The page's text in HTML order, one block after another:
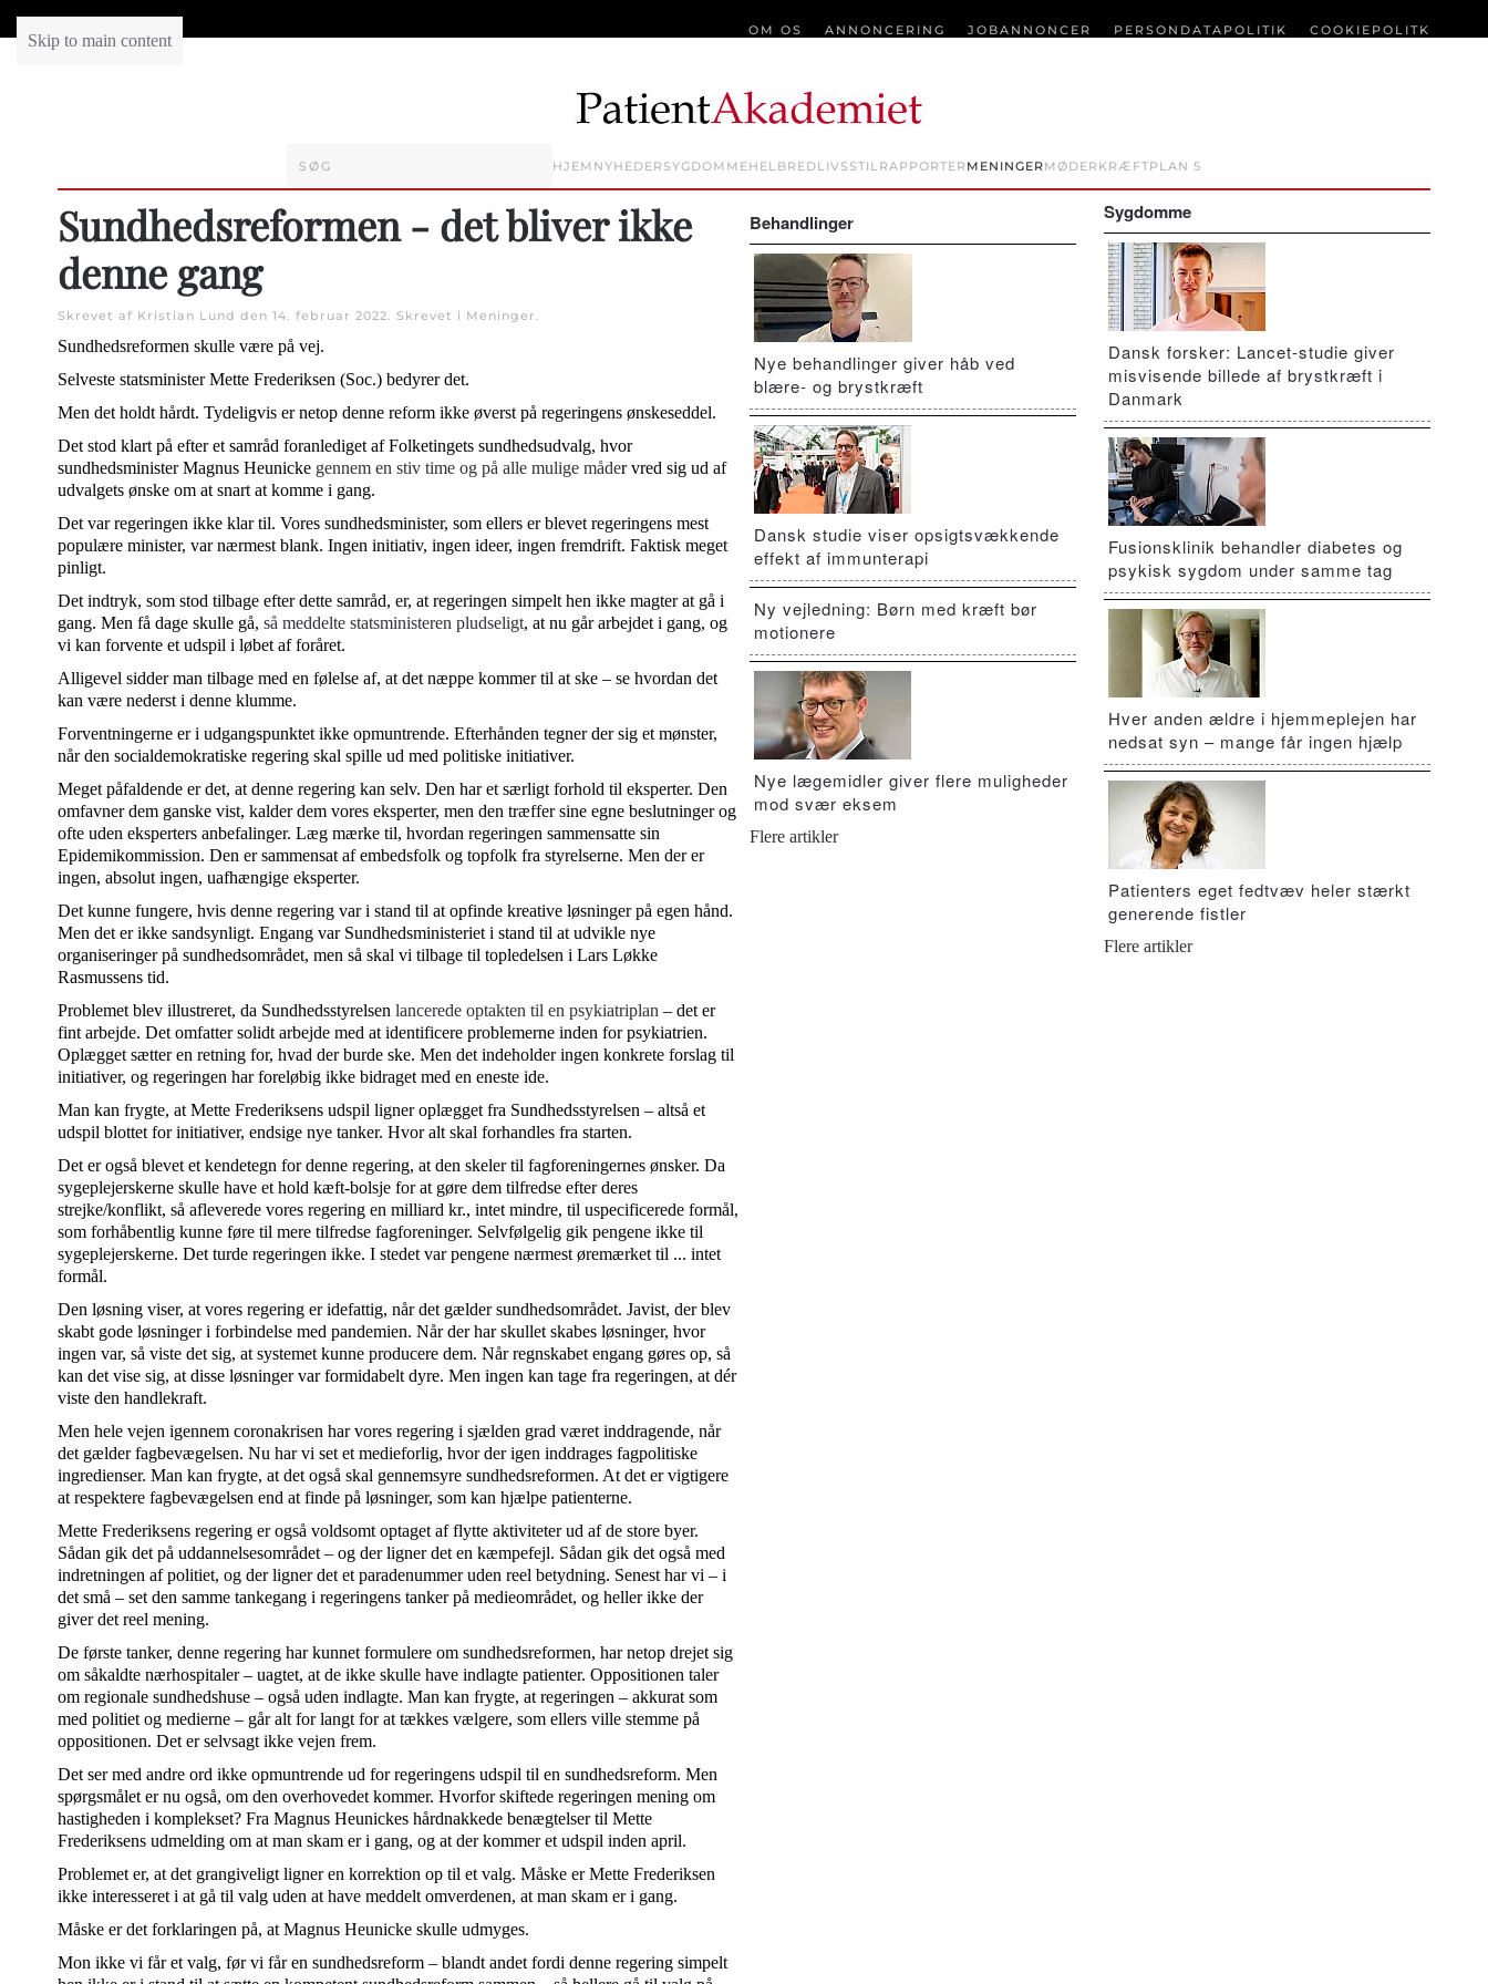
Skip to main content
OM OS ANNONCERING JOBANNONCER PERSONDATAPOLITIK COOKIEPOLITK
HJEM NYHEDER SYGDOMMEHELBREDLIVSSTILRAPPORTER MENINGERMØDER KRÆFTPLAN 5
Sundhedsreformen - det bliver ikke
denne gang
Skrevet af Kristian Lund den 14. februar 2022. Skrevet i Meninger.
Sundhedsreformen skulle være på vej.
Selveste statsminister Mette Frederiksen (Soc.) bedyrer det.
Men det holdt hårdt. Tydeligvis er netop denne reform ikke øverst på regeringens ønskeseddel.
Det stod klart på efter et samråd foranlediget af Folketingets sundhedsudvalg, hvor
sundhedsminister Magnus Heunicke gennem en stiv time og på alle mulige måder vred sig ud af
udvalgets ønske om at snart at komme i gang.
Det var regeringen ikke klar til. Vores sundhedsminister, som ellers er blevet regeringens mest
populære minister, var nærmest blank. Ingen initiativ, ingen ideer, ingen fremdrift. Faktisk meget
pinligt.
Det indtryk, som stod tilbage efter dette samråd, er, at regeringen simpelt hen ikke magter at gå i
gang. Men få dage skulle gå, så meddelte statsministeren pludseligt, at nu går arbejdet i gang, og
vi kan forvente et udspil i løbet af foråret.
Alligevel sidder man tilbage med en følelse af, at det næppe kommer til at ske – se hvordan det
kan være nederst i denne klumme.
Forventningerne er i udgangspunktet ikke opmuntrende. Efterhånden tegner der sig et mønster,
når den socialdemokratiske regering skal spille ud med politiske initiativer.
Meget påfaldende er det, at denne regering kan selv. Den har et særligt forhold til eksperter. Den
omfavner dem ganske vist, kalder dem vores eksperter, men den træffer sine egne beslutninger og
ofte uden eksperters anbefalinger. Læg mærke til, hvordan regeringen sammensatte sin
Epidemikommission. Den er sammensat af embedsfolk og topfolk fra styrelserne. Men der er
ingen, absolut ingen, uafhængige eksperter.
Det kunne fungere, hvis denne regering var i stand til at opfinde kreative løsninger på egen hånd.
Men det er ikke sandsynligt. Engang var Sundhedsministeriet i stand til at udvikle nye
organiseringer på sundhedsområdet, men så skal vi tilbage til topledelsen i Lars Løkke
Rasmussens tid.
Problemet blev illustreret, da Sundhedsstyrelsen lancerede optakten til en psykiatriplan – det er
fint arbejde. Det omfatter solidt arbejde med at identificere problemerne inden for psykiatrien.
Oplægget sætter en retning for, hvad der burde ske. Men det indeholder ingen konkrete forslag til
initiativer, og regeringen har foreløbig ikke bidraget med en eneste ide.
Man kan frygte, at Mette Frederiksens udspil ligner oplægget fra Sundhedsstyrelsen – altså et
udspil blottet for initiativer, endsige nye tanker. Hvor alt skal forhandles fra starten.
Det er også blevet et kendetegn for denne regering, at den skeler til fagforeningernes ønsker. Da
sygeplejerskerne skulle have et hold kæft-bolsje for at gøre dem tilfredse efter deres
strejke/konflikt, så afleverede vores regering en milliard kr., intet mindre, til uspecificerede formål,
som forhåbentlig kunne føre til mere tilfredse fagforeninger. Selvfølgelig gik pengene ikke til
sygeplejerskerne. Det turde regeringen ikke. I stedet var pengene nærmest øremærket til ... intet
formål.
Den løsning viser, at vores regering er idefattig, når det gælder sundhedsområdet. Javist, der blev
skabt gode løsninger i forbindelse med pandemien. Når der har skullet skabes løsninger, hvor
ingen var, så viste det sig, at systemet kunne producere dem. Når regnskabet engang gøres op, så
kan det vise sig, at disse løsninger var formidabelt dyre. Men ingen kan tage fra regeringen, at dér
viste den handlekraft.
Men hele vejen igennem coronakrisen har vores regering i sjælden grad været inddragende, når
det gælder fagbevægelsen. Nu har vi set et medieforlig, hvor der igen inddrages fagpolitiske
ingredienser. Man kan frygte, at det også skal gennemsyre sundhedsreformen. At det er vigtigere
at respektere fagbevægelsen end at finde på løsninger, som kan hjælpe patienterne.
Mette Frederiksens regering er også voldsomt optaget af flytte aktiviteter ud af de store byer.
Sådan gik det på uddannelsesområdet – og der ligner det en kæmpefejl. Sådan gik det også med
indretningen af politiet, og der ligner det et paradenummer uden reel betydning. Senest har vi – i
det små – set den samme tankegang i regeringens tanker på medieområdet, og heller ikke der
giver det reel mening.
De første tanker, denne regering har kunnet formulere om sundhedsreformen, har netop drejet sig
om såkaldte nærhospitaler – uagtet, at de ikke skulle have indlagte patienter. Oppositionen taler
om regionale sundhedshuse – også uden indlagte. Man kan frygte, at regeringen – akkurat som
med politiet og medierne – går alt for langt for at tækkes vælgere, som ellers ville stemme på
oppositionen. Det er selvsagt ikke vejen frem.
Det ser med andre ord ikke opmuntrende ud for regeringens udspil til en sundhedsreform. Men
spørgsmålet er nu også, om den overhovedet kommer. Hvorfor skiftede regeringen mening om
hastigheden i komplekset? Fra Magnus Heunickes hårdnakkede benægtelser til Mette
Frederiksens udmelding om at man skam er i gang, og at der kommer et udspil inden april.
Problemet er, at det grangiveligt ligner en korrektion op til et valg. Måske er Mette Frederiksen
ikke interesseret i at gå til valg uden at have meddelt omverdenen, at man skam er i gang.
Måske er det forklaringen på, at Magnus Heunicke skulle udmyges.
Mon ikke vi får et valg, før vi får en sundhedsreform – blandt andet fordi denne regering simpelt
Behandlinger
Nye behandlinger giver håb ved
blære- og brystkræft
Dansk studie viser opsigtsvækkende
effekt af immunterapi
Ny vejledning: Børn med kræft bør
motionere
Nye lægemidler giver flere muligheder
mod svær eksem
Flere artikler
Sygdomme
Dansk forsker: Lancet-studie giver
misvisende billede af brystkræft i
Danmark
Fusionsklinik behandler diabetes og
psykisk sygdom under samme tag
Hver anden ældre i hjemmeplejen har
nedsat syn – mange får ingen hjælp
Patienters eget fedtvæv heler stærkt
generende fistler
Flere artikler